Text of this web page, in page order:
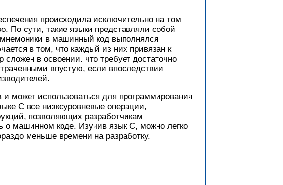
происходила исключительно на том
По сути, такие языки представляли собой
в машинный код выполнялся
в том, что каждый из них привязан к
сложен в освоении, что требует достаточно
впустую, если впоследствии
может использоваться для программирования
С все низкоуровневые операции,
позволяющих разработчикам
о машинном коде. Изучив язык С, можно легко
меньше времени на разработку.